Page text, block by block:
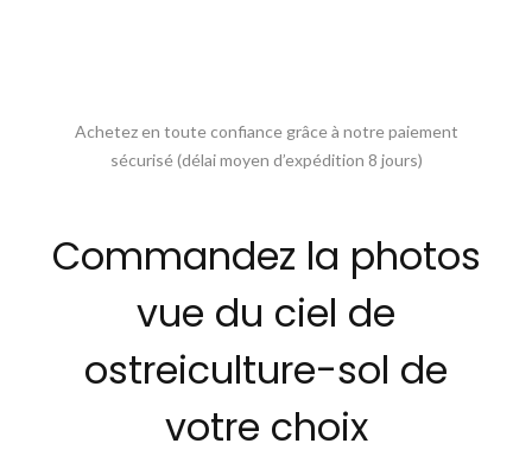
Achetez en toute confiance grâce à notre paiement
sécurisé (délai moyen d’expédition 8 jours)
Commandez la photos
vue du ciel de
ostreiculture-sol de
votre choix